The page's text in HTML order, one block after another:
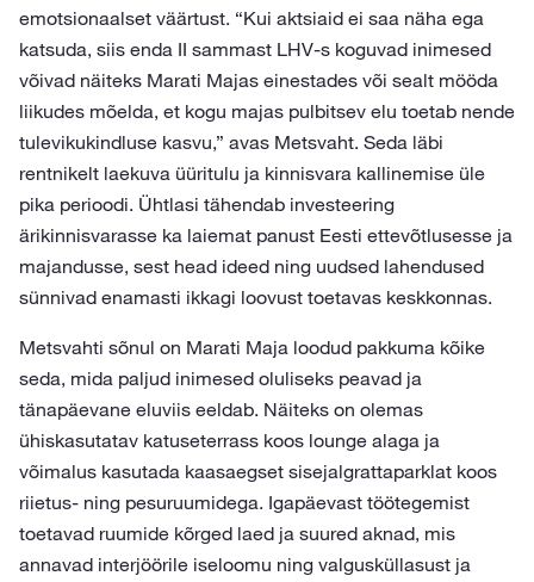
emotsionaalset väärtust. “Kui aktsiaid ei saa näha ega
katsuda, siis enda II sammast LHV-s koguvad inimesed
võivad näiteks Marati Majas einestades või sealt mööda
liikudes mõelda, et kogu majas pulbitsev elu toetab nende
tulevikukindluse kasvu,” avas Metsvaht. Seda läbi
rentnikelt laekuva üüritulu ja kinnisvara kallinemise üle
pika perioodi. Ühtlasi tähendab investeering
ärikinnisvarasse ka laiemat panust Eesti ettevõtlusesse ja
majandusse, sest head ideed ning uudsed lahendused
sünnivad enamasti ikkagi loovust toetavas keskkonnas.
Metsvahti sõnul on Marati Maja loodud pakkuma kõike
seda, mida paljud inimesed oluliseks peavad ja
tänapäevane eluviis eeldab. Näiteks on olemas
ühiskasutatav katuseterrass koos lounge alaga ja
võimalus kasutada kaasaegset sisejalgrattaparklat koos
riietus- ning pesuruumidega. Igapäevast töötegemist
toetavad ruumide kõrged laed ja suured aknad, mis
annavad interjöörile iseloomu ning valgusküllasust ja